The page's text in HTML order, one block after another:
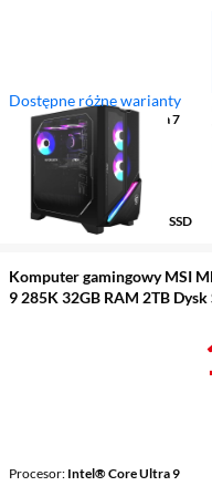
Dostępne różne warianty
Procesor Intel® Core Ultra 7
15gen 265KF 1,8 - 5,3 GHz
Karta graficzna
NVIDIA®
GeForce RTX™ 5070
Pamięć RAM 32 GB
Pojemność dysku 1000 GB SSD
Komputer gamingowy MSI
9 285K 32GB RAM 2TB
Procesor Intel® Core Ultra 9